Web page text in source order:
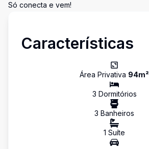
Só conecta e vem!
Características
Área Privativa 94m²
3 Dormitórios
3 Banheiros
1 Suíte